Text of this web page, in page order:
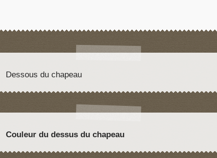
Dessous du chapeau
Couleur du dessus du chapeau